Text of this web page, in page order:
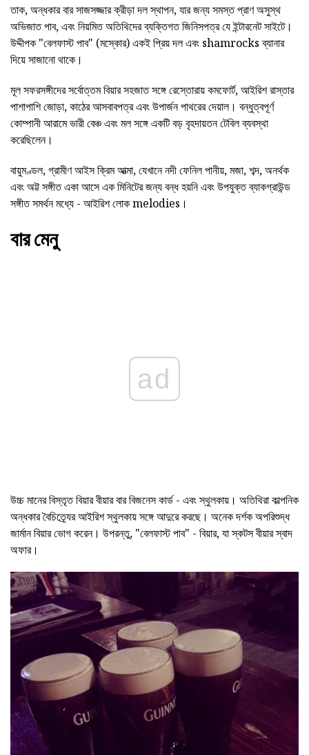
তাক, অন্ধকার বার সাজসজ্জার ক্রীড়া দল স্থাপন, যার জন্য সমস্ত প্রাণ অসুস্থ
অভিজাত পাব, এবং নিয়মিত অতিথিদের ব্যক্তিগত জিনিসপত্র যে ইন্টারনেট সাইটে।
উদ্দীপক "বেলফাস্ট পাব" (মস্কোর) একই প্রিয় দল এবং shamrocks ব্যানার
দিয়ে সাজানো থাকে।
মূল সফরসঙ্গীদের সর্বোত্তম বিয়ার সহজাত সঙ্গে রেস্তোরায় কমফোর্ট, আইরিশ রাস্তার
পাশাপাশি জোড়া, কাঠের আসবাবপত্র এবং উপার্জন পাথরের দেয়াল। বন্ধুত্বপূর্ণ
কোম্পানী আরামে ভারী বেঞ্চ এবং মল সঙ্গে একটি বড় বৃহদায়তন টেবিল ব্যবস্থা
করেছিলেন।
বায়ুমণ্ডল, গ্রামীণ আইস ক্রিম আত্মা, যেখানে নদী ফেনিল পানীয়, মজা, শব্দ, অনর্থক
এবং অট্ট সঙ্গীত একা আসে এক মিনিটের জন্য বন্ধ হয়নি এবং উপযুক্ত ব্যাকগ্রাউন্ড
সঙ্গীত সমর্থন মধ্যে - আইরিশ লোক melodies।
বার মেনু
ad
উচ্চ মানের বিস্তৃত বিয়ার বীয়ার বার বিজনেস কার্ড - এবং স্থুলকায়। অতিথিরা কাল্পনিক
অন্ধকার বৈচিত্র্যের আইরিশ স্থুলকায় সঙ্গে আদুরে করছে। অনেক দর্শক অপরিশুদ্ধ
জার্মান বিয়ার ভোগ করেন। উপরন্তু, "বেলফাস্ট পাব" - বিয়ার, যা স্কটস বীয়ার স্বাদ
অফার।